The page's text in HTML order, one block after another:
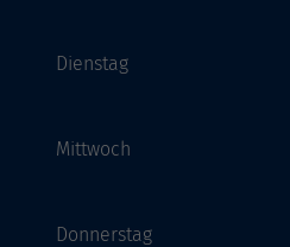
Dienstag
Mittwoch
Donnerstag